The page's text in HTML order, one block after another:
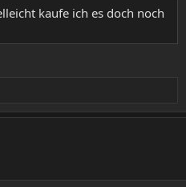
kaufe ich es doch noch